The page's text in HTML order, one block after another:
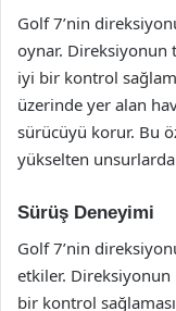
Golf 7’nin
oynar. Direksiyonun
iyi bir kontrol
üzerinde yer alan
sürücüyü korur. Bu
yükselten
Sürüş Deneyimi
Golf 7’nin
etkiler.
bir kontrol